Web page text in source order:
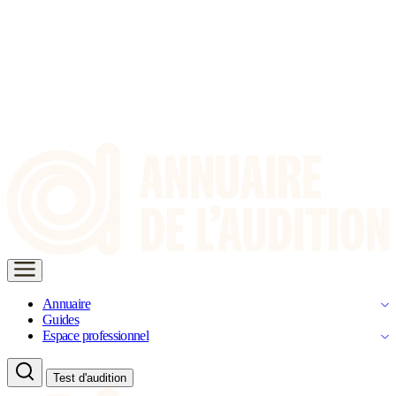
Annuaire
Guides
Espace professionnel
Test d'audition